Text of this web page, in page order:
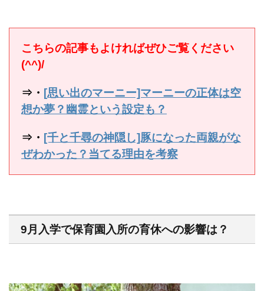
こちらの記事もよければぜひご覧ください
(^^)/
⇒・ [思い出のマーニー]マーニーの正体は空
想か夢？幽霊という設定も？
⇒・ [千と千尋の神隠し]豚になった両親がな
ぜわかった？当てる理由を考察
9月入学で保育園入所の育休への影響は？